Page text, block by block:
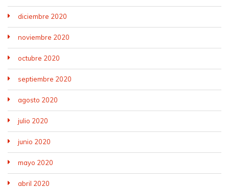
diciembre 2020
noviembre 2020
octubre 2020
septiembre 2020
agosto 2020
julio 2020
junio 2020
mayo 2020
abril 2020